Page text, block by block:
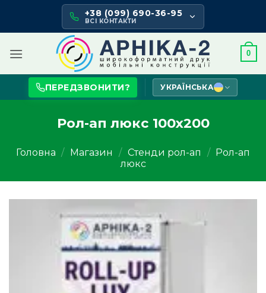
content
+38 (099) 690-36-95
ВСІ КОНТАКТИ
0
ПЕРЕДЗВОНИТИ? УКРАЇНСЬКА
Рол-ап люкс 100х200
Головна / Магазин / Стенди рол-ап / Рол-ап
люкс